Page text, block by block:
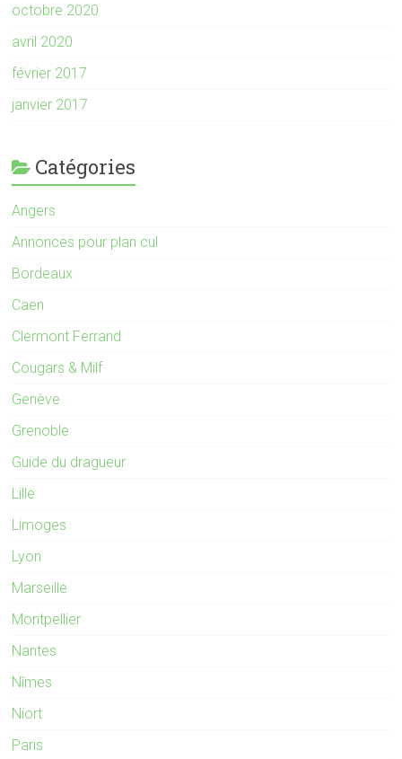
octobre 2020
avril 2020
février 2017
janvier 2017
Catégories
Angers
Annonces pour plan cul
Bordeaux
Caen
Clermont Ferrand
Cougars & Milf
Genève
Grenoble
Guide du dragueur
Lille
Limoges
Lyon
Marseille
Montpellier
Nantes
Nîmes
Niort
Paris